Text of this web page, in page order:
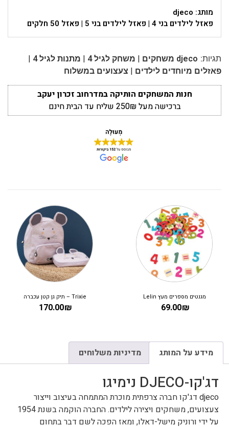
מותג: djeco
פאזל לילדים בני 4 | פאזל לילדים בני 5 | פאזל 50 חלקים
תגיות: djeco משחקים | משחק לגיל 4 | מתנות לגיל 4 |
פאזלים מיוחדים לילדים | צעצועים במשלוח
חנות המשחקים הותיקה במדרחוב זכרון יעקב
ברכישה מעל 250₪ שליח עד הבית חינם
מגנטים מספרים מעץ Lelin
69.00₪
Trixie – תיק גן קטן עכברה
170.00₪
מידע על המותג מדיניות משלוחים
דג'קו-DJECO נימיגו
djeco דג'קו חברה צרפתית מוכרת המתמחה בעיצוב וייצור
צעצועים, משחקים ויצירה לילדים. החברה הוקמה בשנת 1954
על ידי ורוניק מישל-דאלו, ומאז הפכה לשם דבר בתחום